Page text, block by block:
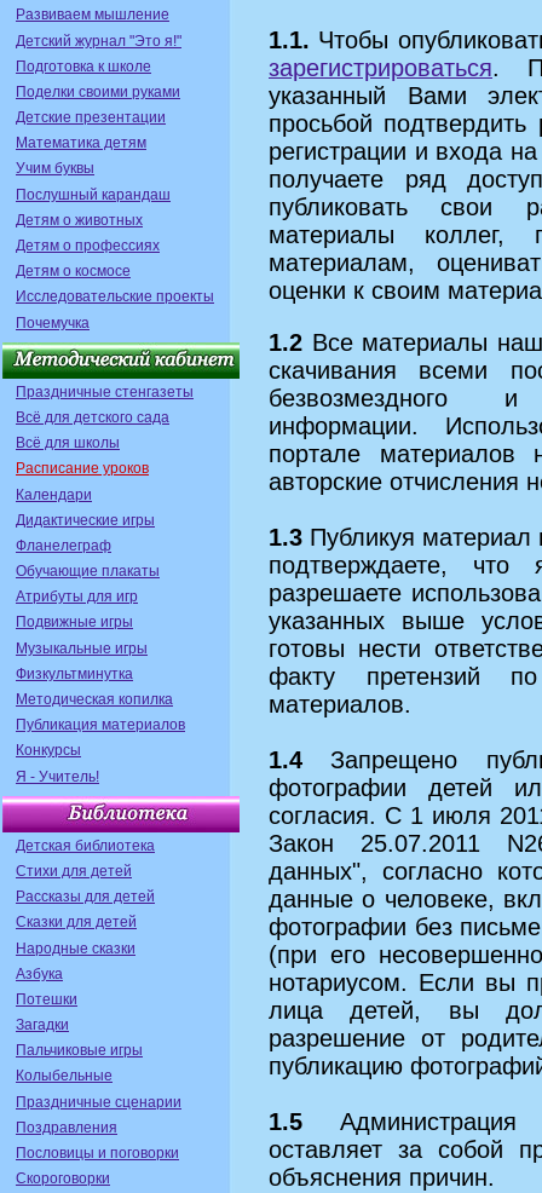
Развиваем мышление
Детский журнал "Это я!"
Подготовка к школе
Поделки своими руками
Детские презентации
Математика детям
Учим буквы
Послушный карандаш
Детям о животных
Детям о профессиях
Детям о космосе
Исследовательские проекты
Почемучка
Праздничные стенгазеты
Всё для детского сада
Всё для школы
Расписание уроков
Календари
Дидактические игры
Фланелеграф
Обучающие плакаты
Атрибуты для игр
Подвижные игры
Музыкальные игры
Физкультминутка
Методическая копилка
Публикация материалов
Конкурсы
Я - Учитель!
Детская библиотека
Стихи для детей
Рассказы для детей
Сказки для детей
Народные сказки
Азбука
Потешки
Загадки
Пальчиковые игры
Колыбельные
Праздничные сценарии
Поздравления
Пословицы и поговорки
Скороговорки
1.1. Чтобы
зарегистрироваться.
указанный Вами
просьбой
регистрации и входа
получаете ряд
публиковать свои
материалы коллег,
материалам,
оценки к своим
1.2 Все материалы
скачивания всеми
безвозмездного и
информации.
портале материалов
авторские отчисления
1.3 Публикуя
подтверждаете, что
разрешаете
указанных выше
готовы нести
факту претензий
материалов.
1.4 Запрещено
фотографии детей
согласия. С 1 июля
Закон 25.07.2011
данных", согласно
данные о человеке,
фотографии без
(при его
нотариусом. Если вы
лица детей, вы
разрешение от
публикацию
1.5 Администрация
оставляет за собой
объяснения причин.